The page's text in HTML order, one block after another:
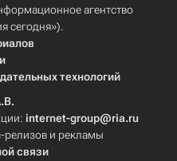
агентство
сегодня»).
технологий
internet-group@ria.ru
и рекламы
связи